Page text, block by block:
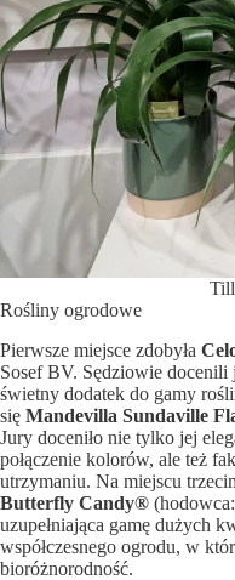
Rośliny ogrodowe
Pierwsze miejsce zdobyła
Sosef BV. Sędziowie
świetny dodatek do gamy
się Mandevilla Sundaville
Jury doceniło nie tylko jej
połączenie kolorów, ale też
utrzymaniu. Na miejscu
Butterfly Candy®
uzupełniająca gamę dużych
współczesnego ogrodu, w
bioróżnorodność.